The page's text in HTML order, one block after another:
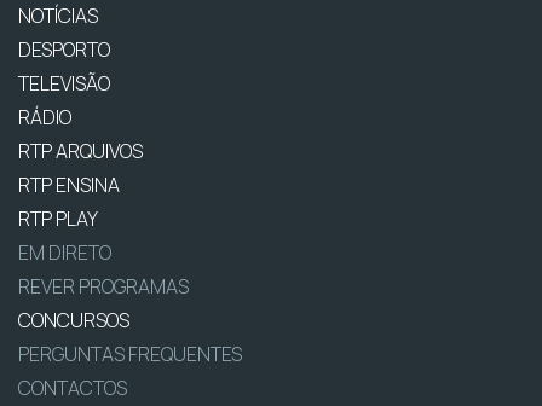
NOTÍCIAS
DESPORTO
TELEVISÃO
RÁDIO
RTP ARQUIVOS
RTP ENSINA
RTP PLAY
EM DIRETO
REVER PROGRAMAS
CONCURSOS
PERGUNTAS FREQUENTES
CONTACTOS